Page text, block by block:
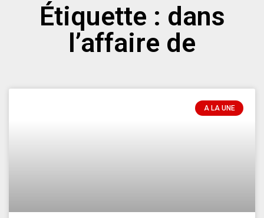
Étiquette : dans
l’affaire de
A LA UNE